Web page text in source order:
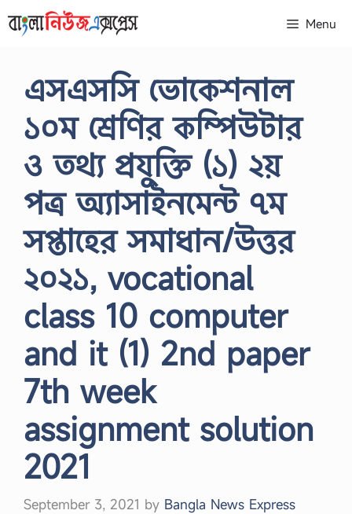
to
Menu
এসএসসি ভোকেশনাল
১০ম শ্রেণির কম্পিউটার
ও তথ্য প্রযুক্তি (১) ২য়
পত্র অ্যাসাইনমেন্ট ৭ম
সপ্তাহের সমাধান/উত্তর
২০২১, vocational
class 10 computer
and it (1) 2nd paper
7th week
assignment solution
2021
September 3, 2021 by Bangla News Express